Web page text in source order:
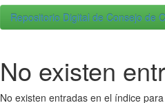
Repositorio Digital de Consejo de
No existen
No existen entradas en el índice